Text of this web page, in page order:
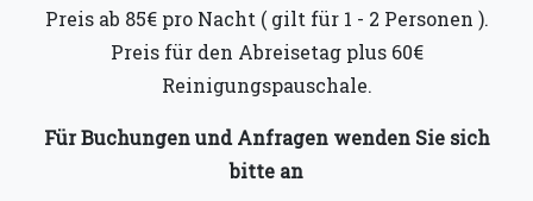
Preis ab 85€ pro Nacht ( gilt für 1 - 2 Personen ).
Preis für den Abreisetag plus 60€
Reinigungspauschale.
Für Buchungen und Anfragen wenden Sie sich
bitte an